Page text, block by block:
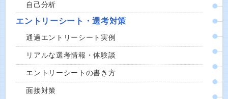
自己分析
エントリーシート・選考対策
通過エントリーシート実例
リアルな選考情報・体験談
エントリーシートの書き方
面接対策